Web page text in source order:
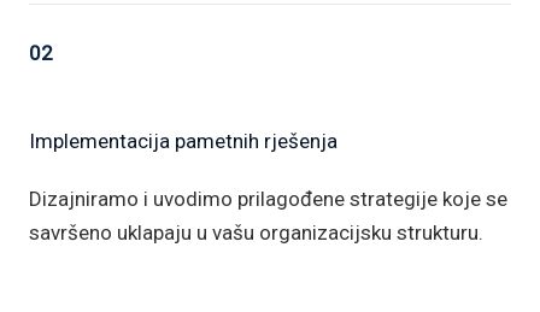
02
Implementacija pametnih rješenja
Dizajniramo i uvodimo prilagođene strategije koje se
savršeno uklapaju u vašu organizacijsku strukturu.